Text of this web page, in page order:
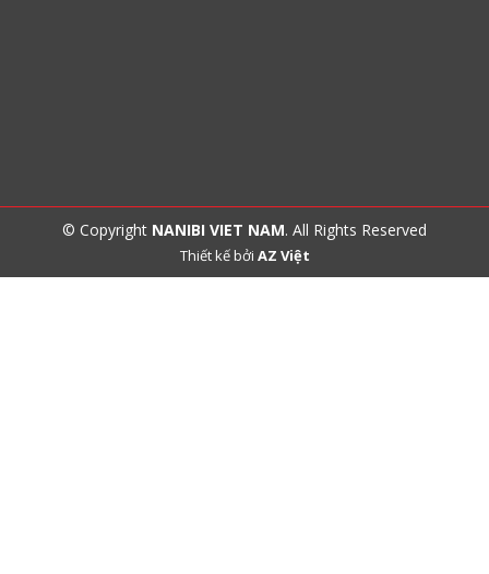
© Copyright NANIBI VIET NAM. All Rights Reserved
Thiết kế bởi AZ Việt